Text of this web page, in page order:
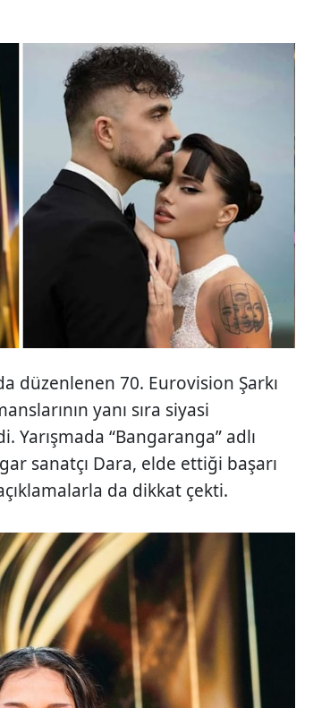
düzenlenen 70. Eurovision Şarkı
yanı sıra siyasi
“Bangaranga” adlı
sanatçı Dara, elde ettiği başarı
da dikkat çekti.